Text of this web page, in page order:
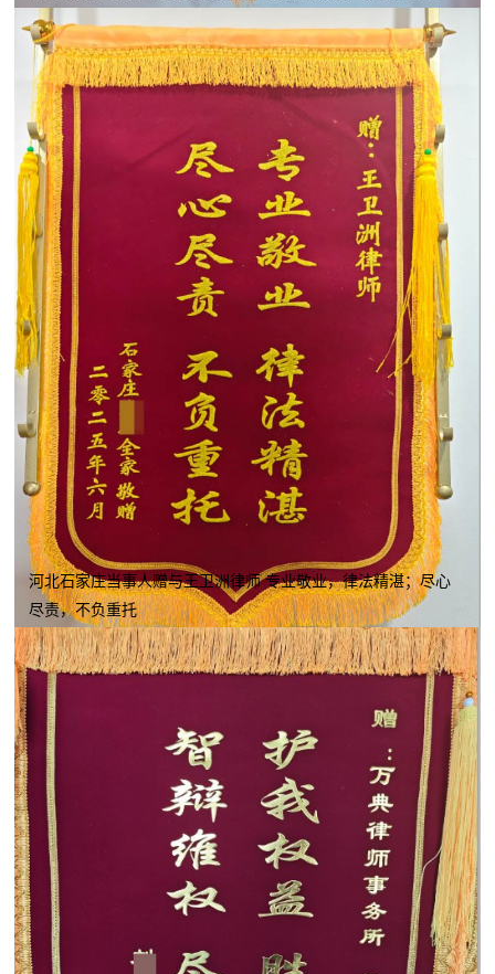
河北石家庄当事人赠与王卫洲律师 专业敬业，律法精湛；尽心
尽责，不负重托